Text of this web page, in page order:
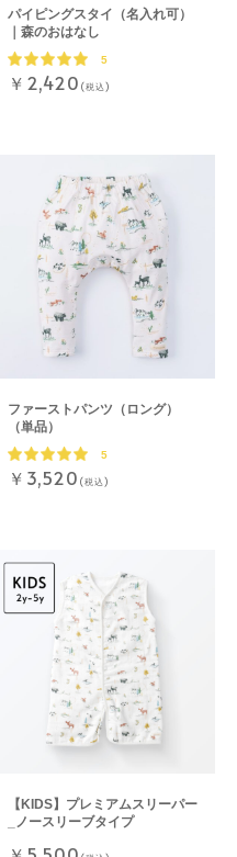
パイピングスタイ（名入れ可）
｜森のおはなし
5
￥2,420 (税込)
ファーストパンツ（ロング）
（単品）
5
￥3,520 (税込)
【KIDS】プレミアムスリーパー
_ノースリーブタイプ